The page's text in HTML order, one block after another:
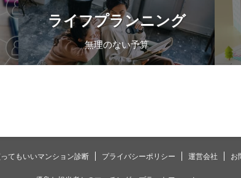
ライフプランニング
無理のない予算
てもいいマンション診断 プライバシーポリシー 運営会社 お